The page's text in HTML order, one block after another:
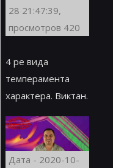
28 21:47:39,
просмотров 420
4 ре вида
темперамента
характера. Виктан.
Дата - 2020-10-